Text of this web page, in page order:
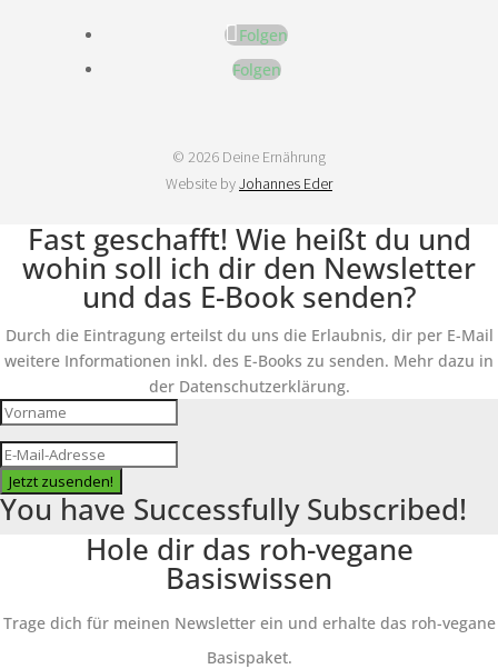
Folgen
Folgen
© 2026 Deine Ernährung
Website byJohannes Eder
Fast geschafft! Wie heißt du und
wohin soll ich dir den Newsletter
und das E-Book senden?
Durch die Eintragung erteilst du uns die Erlaubnis, dir per E-Mail
weitere Informationen inkl. des E-Books zu senden. Mehr dazu in
der Datenschutzerklärung.
Jetzt zusenden!
You have Successfully Subscribed!
Hole dir das roh-vegane
Basiswissen
Trage dich für meinen Newsletter ein und erhalte das roh-vegane
Basispaket.